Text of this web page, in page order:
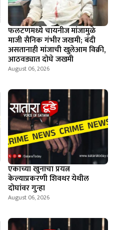
फलटणमध्ये चायनीज मांजामुळे
माजी सैनिक गंभीर जखमी; बंदी
असतानाही मांजाची खुलेआम विक्री,
आठवड्यात दोघे जखमी
August 06, 2026
एकाच्या खुनाचा प्रयत्न
केल्याप्रकरणी शिवथर येथील
दोघांवर गुन्हा
August 06, 2026